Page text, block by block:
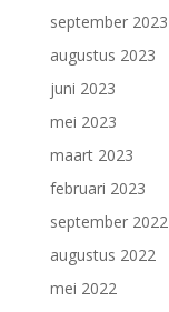
september 2023
augustus 2023
juni 2023
mei 2023
maart 2023
februari 2023
september 2022
augustus 2022
mei 2022